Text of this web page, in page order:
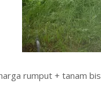
rumput + tanam